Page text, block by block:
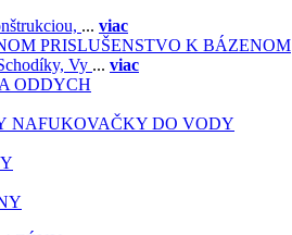
... viac
PRISLUŠENSTVO K BÁZENOM
Vy ... viac
ODDYCH
NAFUKOVAČKY DO VODY